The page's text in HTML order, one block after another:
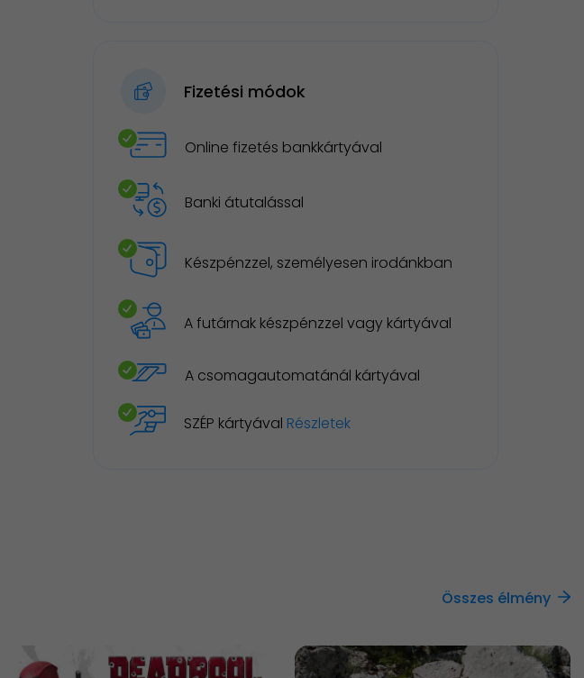
Fizetési módok
Online fizetés bankkártyával
Banki átutalással
Készpénzzel, személyesen irodánkban
A futárnak készpénzzel vagy kártyával
A csomagautomatánál kártyával
SZÉP kártyával Részletek
Összes élmény